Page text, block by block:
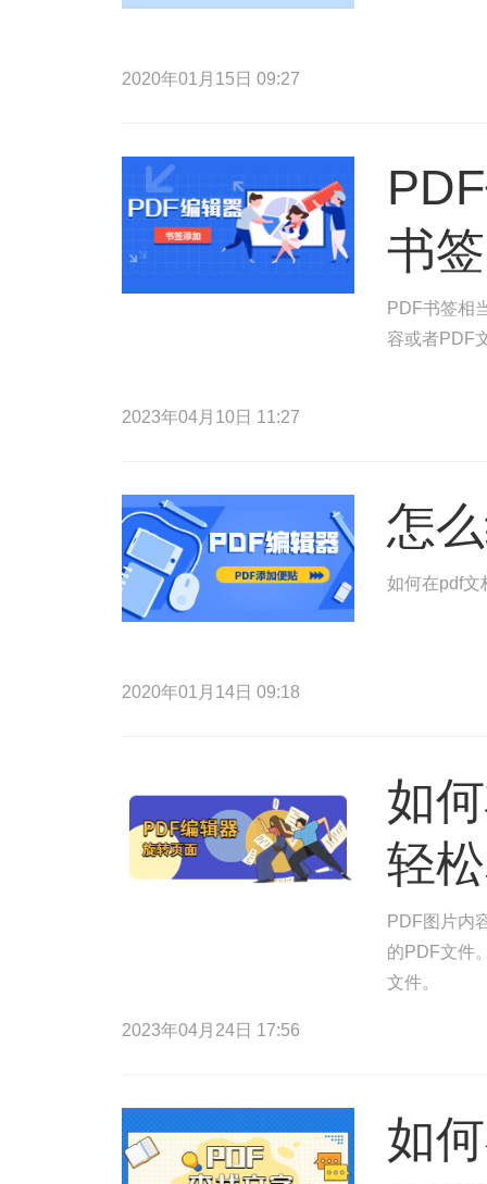
2020年01月15日 09:27
书
PDF书签相
容或者PDF
2023年04月10日 11:27
怎
如何在pdf文
2020年01月14日 09:18
如
轻
PDF图片内
的PDF文件
文件。
2023年04月24日 17:56
如